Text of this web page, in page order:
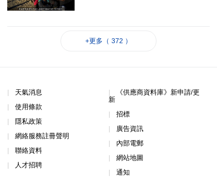
+更多（ 372 ）
天氣消息
使用條款
隱私政策
網絡服務註冊聲明
聯絡資料
人才招聘
《供應商資料庫》新申請/更
新
招標
廣告資訊
內部電郵
網站地圖
通知